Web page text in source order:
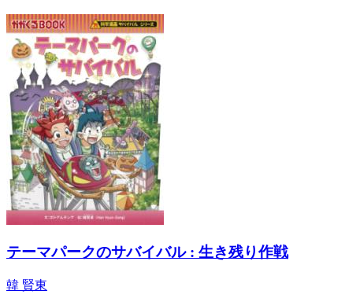
テーマパークのサバイバル : 生き残り作戦
韓 賢東